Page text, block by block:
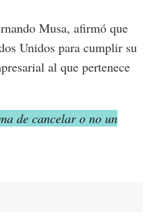
Musa, afirmó que
Unidos para cumplir su
al que pertenece
de cancelar o no un